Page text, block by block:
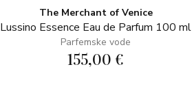
The Merchant of Venice
Lussino Essence Eau de Parfum 100 ml
Parfemske vode
155,00 €